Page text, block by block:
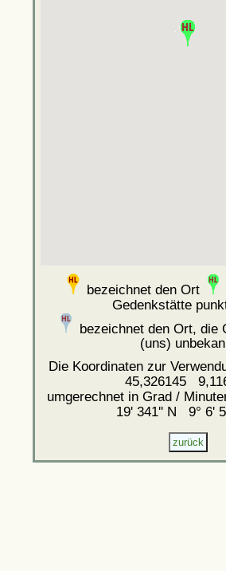
bezeichnet den Ort
Gedenkstätte
bezeichnet den Ort, die
(uns)
Die Koordinaten zur
45,326145
umgerechnet in Grad /
19' 341'' N 9° 6'